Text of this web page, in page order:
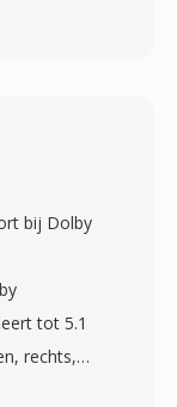
bij
in Oost-
midden
bij Dolby
tot 5.1
rechts,
in één